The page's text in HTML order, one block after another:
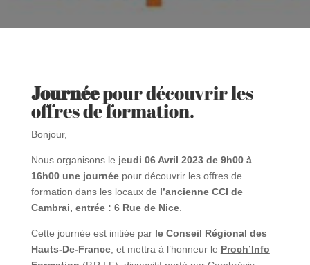
Journéepour découvrir les
offres de formation.
Bonjour,
Nous organisons le jeudi 06 Avril 2023 de 9h00 à
16h00 une journéepour découvrir les offres de
formation dans les locaux de l’ancienne CCI de
Cambrai, entrée : 6 Rue de Nice.
Cette journée est initiée par le Conseil Régional des
Hauts-De-France, et mettra à l’honneur le Proch’Info